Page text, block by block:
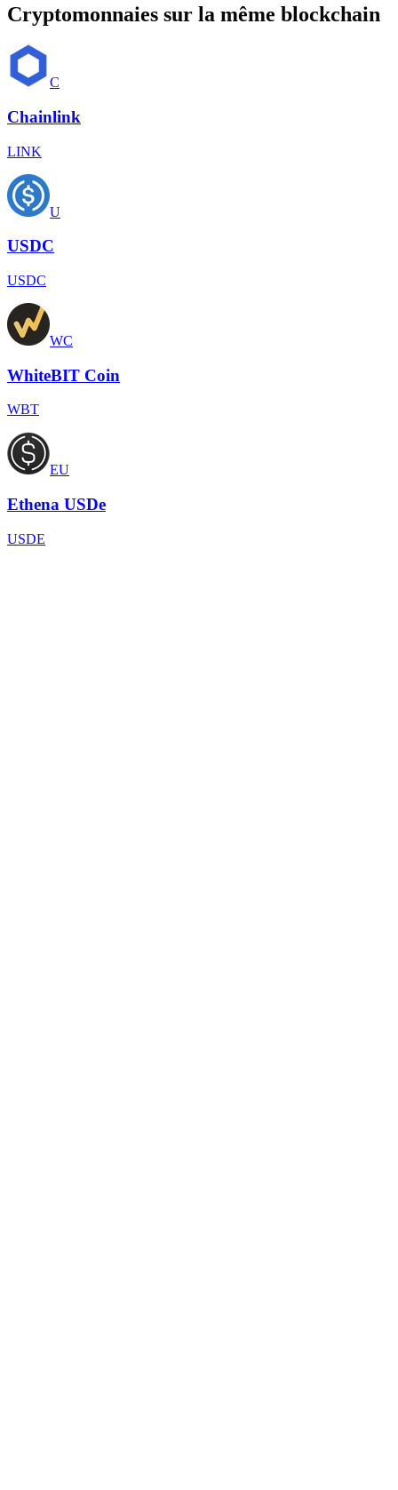
Cryptomonnaies sur la même blockchain
C
Chainlink
LINK
U
USDC
USDC
WC
WhiteBIT Coin
WBT
EU
Ethena USDe
USDE